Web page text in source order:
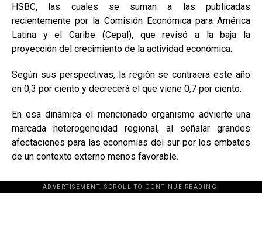
HSBC, las cuales se suman a las publicadas
recientemente por la Comisión Económica para América
Latina y el Caribe (Cepal), que revisó a la baja la
proyección del crecimiento de la actividad económica.
Según sus perspectivas, la región se contraerá este año
en 0,3 por ciento y decrecerá el que viene 0,7 por ciento.
En esa dinámica el mencionado organismo advierte una
marcada heterogeneidad regional, al señalar grandes
afectaciones para las economías del sur por los embates
de un contexto externo menos favorable.
ADVERTISEMENT. SCROLL TO CONTINUE READING.